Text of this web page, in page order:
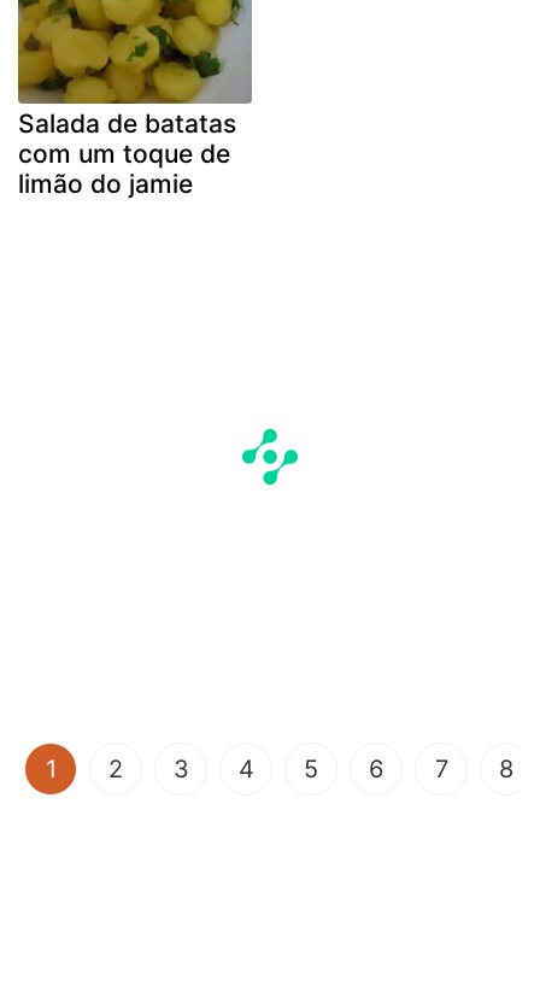
Salada de batatas
com um toque de
limão do jamie
1 (current)
2 3 4 5 6 7 8